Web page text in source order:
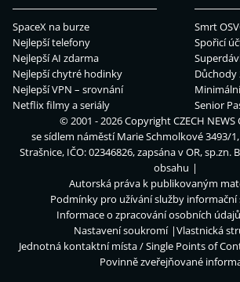
SpaceX na burze
Nejlepší telefony
Nejlepší AI zdarma
Nejlepší chytré hodinky
Nejlepší VPN – srovnání
Netflix filmy a seriály
Smrt
Spořicí
Důchody
Senior
© 2001 - 2026 CopyrightCZECH NEWS
se sídlem náměstí Marie Schmolkové 3493/1,
Strašnice, IČO: 02346826, zapsána v OR, sp.zn.
obsahu
Autorská práva k publikovaným
Podmínky pro užívání služby
Informace o zpracování osobních údajů
Nastavení soukromí
Vlastnická
Jednotná kontaktní místa / Single Points of
Povinně zveřejňované